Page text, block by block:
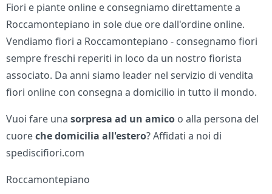
Fiori e piante online e consegniamo direttamente a
Roccamontepiano in sole due ore dall'ordine online.
Vendiamo fiori a Roccamontepiano - consegnamo fiori
sempre freschi reperiti in loco da un nostro fiorista
associato. Da anni siamo leader nel servizio di vendita
fiori online con consegna a domicilio in tutto il mondo.
Vuoi fare unasorpresa ad un amico o alla persona del
cuoreche domicilia all'estero? Affidati a noi di
spediscifiori.com
Roccamontepiano